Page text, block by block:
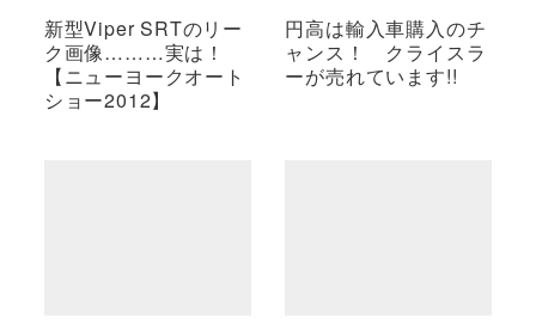
新型Viper SRTのリー
ク画像………実は！
【ニューヨークオート
ショー2012】
円高は輸入車購入のチ
ャンス！ クライスラ
ーが売れています!!